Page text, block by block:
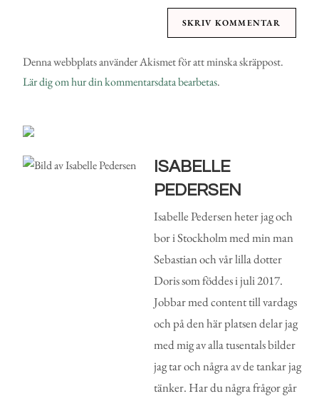
Denna webbplats använder Akismet för att minska skräppost.
Lär dig om hur din kommentarsdata bearbetas.
ISABELLE
PEDERSEN
Isabelle Pedersen heter jag och
bor i Stockholm med min man
Sebastian och vår lilla dotter
Doris som föddes i juli 2017.
Jobbar med content till vardags
och på den här platsen delar jag
med mig av alla tusentals bilder
jag tar och några av de tankar jag
tänker. Har du några frågor går